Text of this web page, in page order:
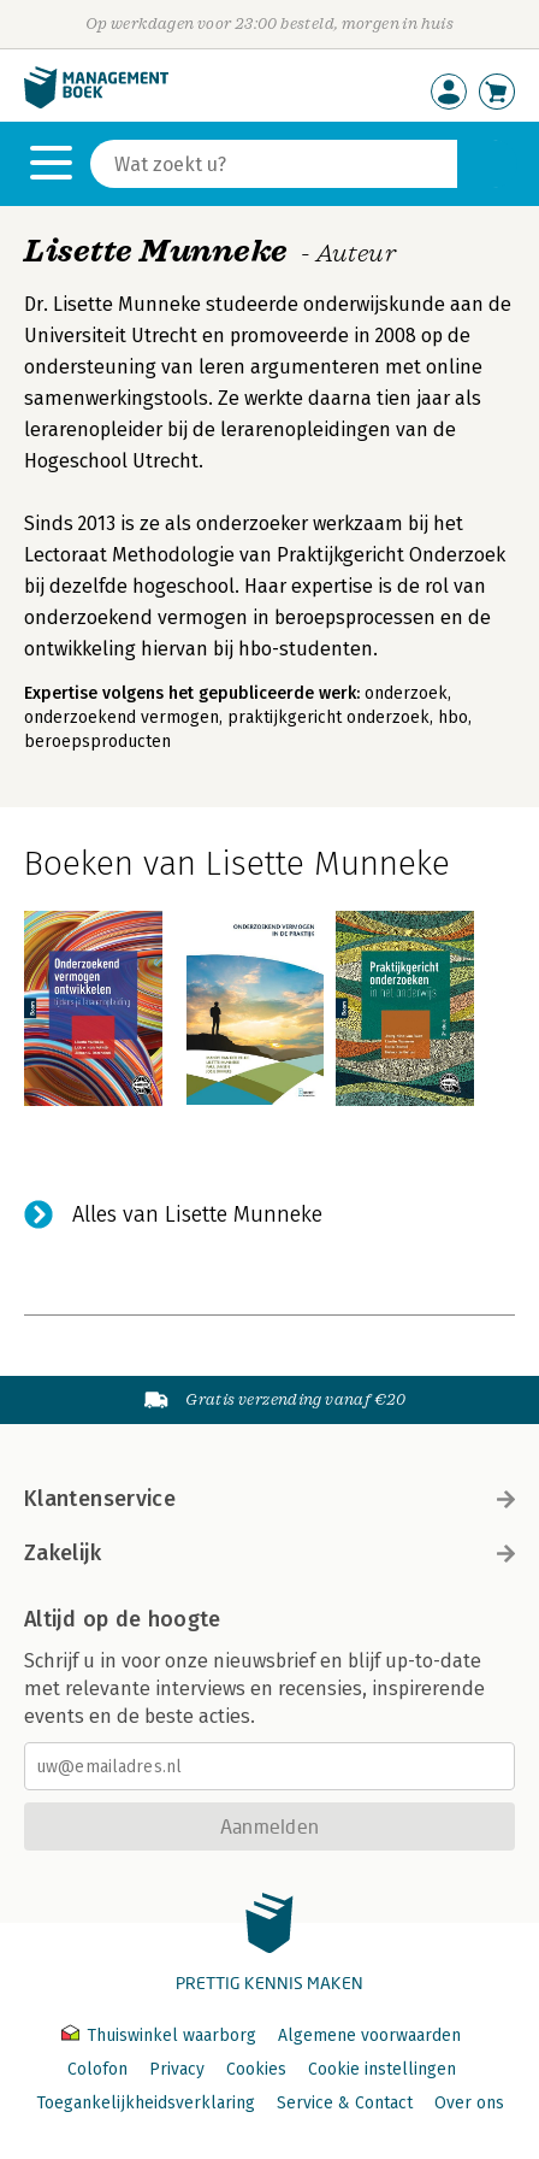
Op werkdagen voor 23:00 besteld, morgen in huis
Lisette Munneke - Auteur
Dr. Lisette Munneke studeerde onderwijskunde aan de
Universiteit Utrecht en promoveerde in 2008 op de
ondersteuning van leren argumenteren met online
samenwerkingstools. Ze werkte daarna tien jaar als
lerarenopleider bij de lerarenopleidingen van de
Hogeschool Utrecht.
Sinds 2013 is ze als onderzoeker werkzaam bij het
Lectoraat Methodologie van Praktijkgericht Onderzoek
bij dezelfde hogeschool. Haar expertise is de rol van
onderzoekend vermogen in beroepsprocessen en de
ontwikkeling hiervan bij hbo-studenten.
Expertise volgens het gepubliceerde werk: onderzoek,
onderzoekend vermogen, praktijkgericht onderzoek, hbo,
beroepsproducten
Boeken van Lisette Munneke
Alles van Lisette Munneke
Gratis verzending vanaf €20
Klantenservice
Zakelijk
Altijd op de hoogte
Schrijf u in voor onze nieuwsbrief en blijf up-to-date
met relevante interviews en recensies, inspirerende
events en de beste acties.
Aanmelden
PRETTIG KENNIS MAKEN
Thuiswinkel waarborg
Algemene voorwaarden
Colofon
Privacy Cookies
Cookie instellingen
Toegankelijkheidsverklaring
Service & Contact Over ons